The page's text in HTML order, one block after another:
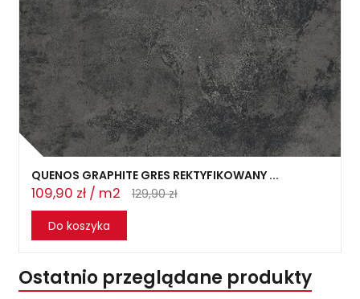
QUENOS GRAPHITE GRES REKTYFIKOWANY ...
109,90 zł / m2
129,90 zł
Do koszyka
Ostatnio przeglądane produkty